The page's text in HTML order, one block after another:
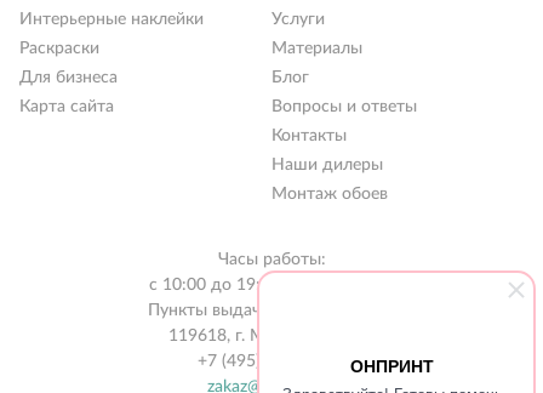
ОНПРИНТ
Обои под покраску
Интерьерные картины
Интерьерные наклейки
Раскраски
Для бизнеса
Карта сайта
Услуги
Материалы
Блог
Вопросы и ответы
Контакты
Наши дилеры
Монтаж обоев
Часы работы:
с 10:00 до 19:00 без выходных
Пункты выдачи в 31 городе РФ
119618, г. Москва, а/я 519
+7 (495) 134-13-56
zakaz@onprint.ru